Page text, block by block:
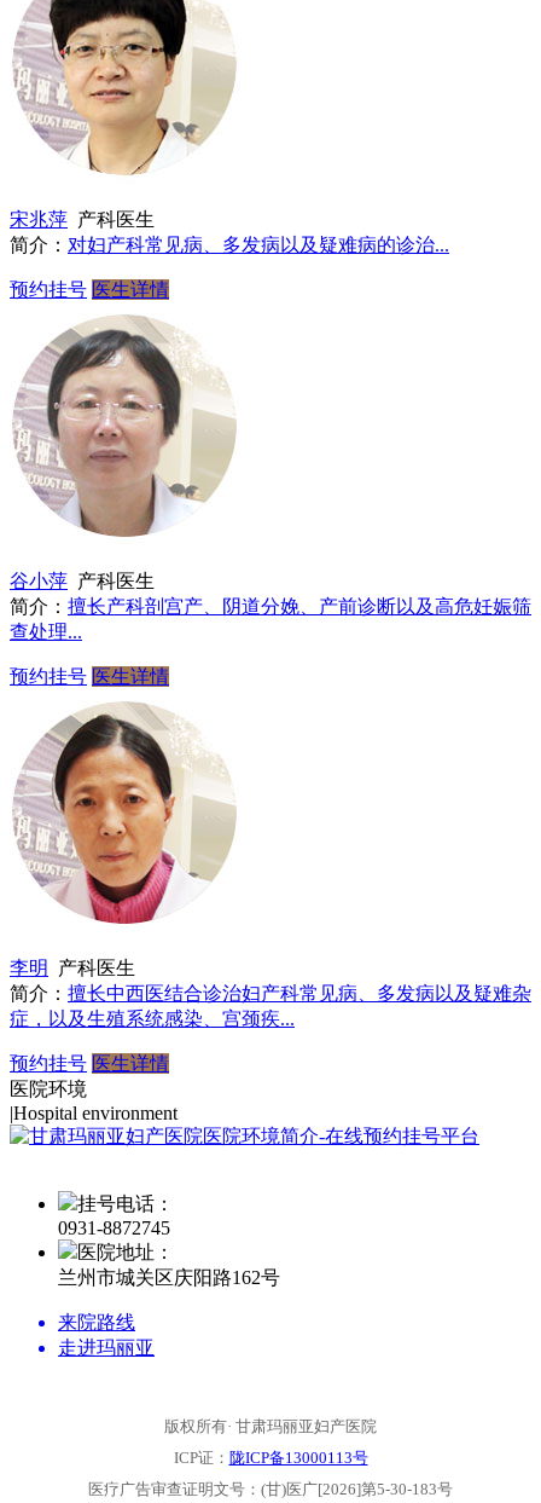
宋兆萍 产科医生
简介： 对妇产科常见病、多发病以及疑难病的诊治...
预约挂号 医生详情
谷小萍 产科医生
简介： 擅长产科剖宫产、阴道分娩、产前诊断以及高危妊娠筛
查处理...
预约挂号 医生详情
李明
产科医生
简介： 擅长中西医结合诊治妇产科常见病、多发病以及疑难杂
症，以及生殖系统感染、宫颈疾...
预约挂号 医生详情
医院环境
|Hospital environment
挂号电话：
0931-8872745
医院地址：
兰州市城关区庆阳路162号
来院路线
走进玛丽亚
版权所有· 甘肃玛丽亚妇产医院
ICP证： 陇ICP备13000113号
医疗广告审查证明文号：(甘)医广[2026]第5-30-183号